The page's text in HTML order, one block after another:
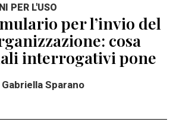
PER L'USO
per l’invio del
cosa
interrogativi pone
Sparano